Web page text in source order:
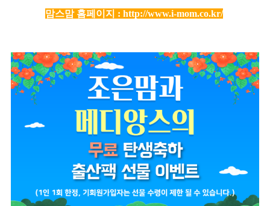
맘스맘 홈페이지 : http://www.i-mom.co.kr/